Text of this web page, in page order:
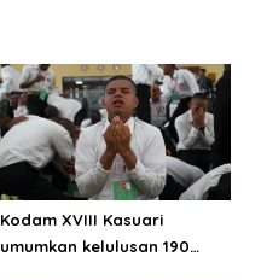
Kodam XVIII Kasuari
umumkan kelulusan 190